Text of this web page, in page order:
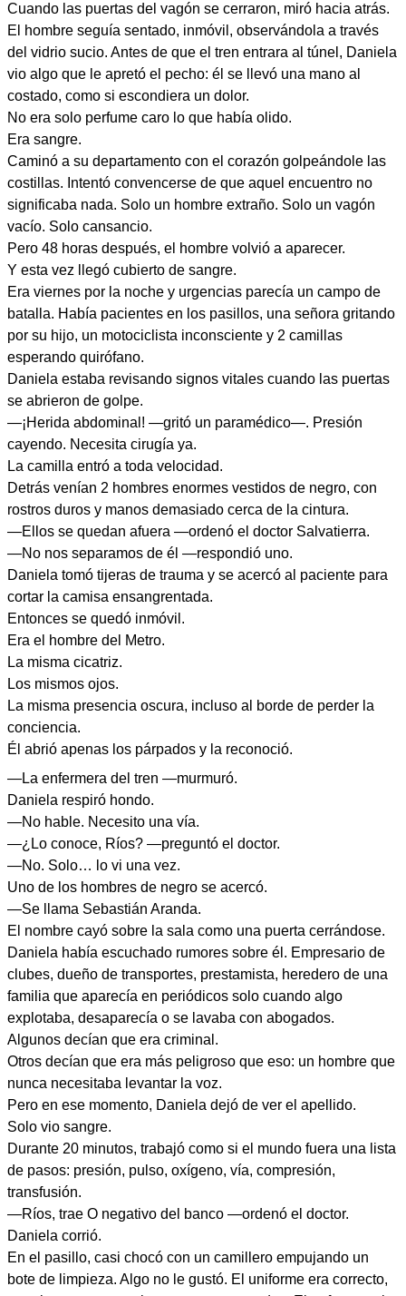
Cuando las puertas del vagón se cerraron, miró hacia atrás.
El hombre seguía sentado, inmóvil, observándola a través
del vidrio sucio. Antes de que el tren entrara al túnel, Daniela
vio algo que le apretó el pecho: él se llevó una mano al
costado, como si escondiera un dolor.
No era solo perfume caro lo que había olido.
Era sangre.
Caminó a su departamento con el corazón golpeándole las
costillas. Intentó convencerse de que aquel encuentro no
significaba nada. Solo un hombre extraño. Solo un vagón
vacío. Solo cansancio.
Pero 48 horas después, el hombre volvió a aparecer.
Y esta vez llegó cubierto de sangre.
Era viernes por la noche y urgencias parecía un campo de
batalla. Había pacientes en los pasillos, una señora gritando
por su hijo, un motociclista inconsciente y 2 camillas
esperando quirófano.
Daniela estaba revisando signos vitales cuando las puertas
se abrieron de golpe.
—¡Herida abdominal! —gritó un paramédico—. Presión
cayendo. Necesita cirugía ya.
La camilla entró a toda velocidad.
Detrás venían 2 hombres enormes vestidos de negro, con
rostros duros y manos demasiado cerca de la cintura.
—Ellos se quedan afuera —ordenó el doctor Salvatierra.
—No nos separamos de él —respondió uno.
Daniela tomó tijeras de trauma y se acercó al paciente para
cortar la camisa ensangrentada.
Entonces se quedó inmóvil.
Era el hombre del Metro.
La misma cicatriz.
Los mismos ojos.
La misma presencia oscura, incluso al borde de perder la
conciencia.
Él abrió apenas los párpados y la reconoció.
—La enfermera del tren —murmuró.
Daniela respiró hondo.
—No hable. Necesito una vía.
—¿Lo conoce, Ríos? —preguntó el doctor.
—No. Solo… lo vi una vez.
Uno de los hombres de negro se acercó.
—Se llama Sebastián Aranda.
El nombre cayó sobre la sala como una puerta cerrándose.
Daniela había escuchado rumores sobre él. Empresario de
clubes, dueño de transportes, prestamista, heredero de una
familia que aparecía en periódicos solo cuando algo
explotaba, desaparecía o se lavaba con abogados.
Algunos decían que era criminal.
Otros decían que era más peligroso que eso: un hombre que
nunca necesitaba levantar la voz.
Pero en ese momento, Daniela dejó de ver el apellido.
Solo vio sangre.
Durante 20 minutos, trabajó como si el mundo fuera una lista
de pasos: presión, pulso, oxígeno, vía, compresión,
transfusión.
—Ríos, trae O negativo del banco —ordenó el doctor.
Daniela corrió.
En el pasillo, casi chocó con un camillero empujando un
bote de limpieza. Algo no le gustó. El uniforme era correcto,